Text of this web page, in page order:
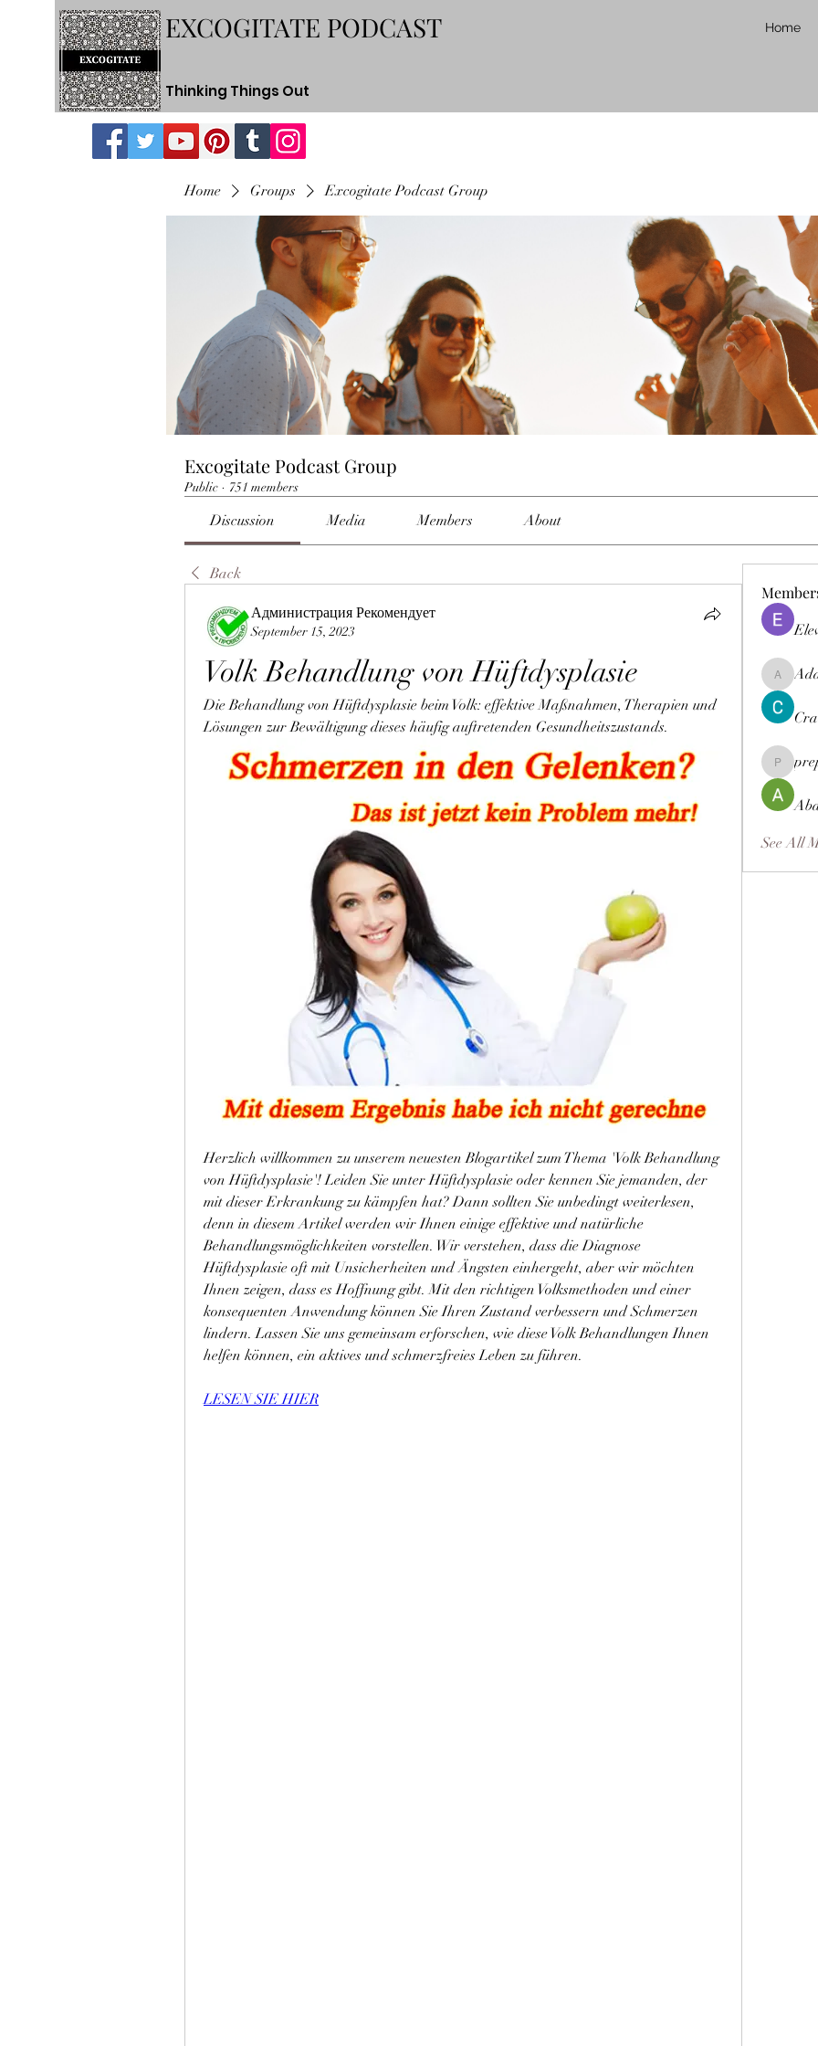
EXCOGITATE PODCAST
Thinking Things Out
Home
Home Groups Excogitate Podcast Group
Excogitate Podcast Group
Public · 751 members
Discussion Media Members About
Back
Администрация Рекомендует
September 15, 2023
Volk Behandlung von Hüftdysplasie
Die Behandlung von Hüftdysplasie beim Volk: effektive Maßnahmen, Therapien und
Lösungen zur Bewältigung dieses häufig auftretenden Gesundheitszustands.
Herzlich willkommen zu unserem neuesten Blogartikel zum Thema 'Volk Behandlung
von Hüftdysplasie'! Leiden Sie unter Hüftdysplasie oder kennen Sie jemanden, der
mit dieser Erkrankung zu kämpfen hat? Dann sollten Sie unbedingt weiterlesen,
denn in diesem Artikel werden wir Ihnen einige effektive und natürliche
Behandlungsmöglichkeiten vorstellen. Wir verstehen, dass die Diagnose
Hüftdysplasie oft mit Unsicherheiten und Ängsten einhergeht, aber wir möchten
Ihnen zeigen, dass es Hoffnung gibt. Mit den richtigen Volksmethoden und einer
konsequenten Anwendung können Sie Ihren Zustand verbessern und Schmerzen
lindern. Lassen Sie uns gemeinsam erforschen, wie diese Volk Behandlungen Ihnen
helfen können, ein aktives und schmerzfreies Leben zu führen.
LESEN SIE HIER
See All